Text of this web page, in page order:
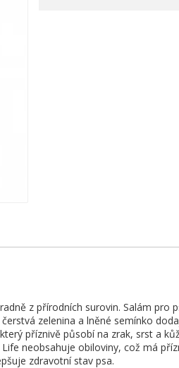
z přírodních surovin. Salám pro
zelenina a lněné semínko
příznivě působí na zrak, srst a
neobsahuje obiloviny, což má
zdravotní stav psa.